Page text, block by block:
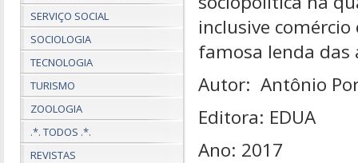
SERVIÇO SOCIAL
SOCIOLOGIA
TECNOLOGIA
TURISMO
ZOOLOGIA
.*. TODOS .*.
REVISTAS
inclusive
famosa lenda das
Autor: Antônio
Editora: EDUA
Ano: 2017